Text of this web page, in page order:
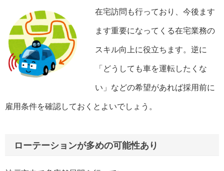
在宅訪問も行っており、今後ます
ます重要になってくる在宅業務の
スキル向上に役立ちます。逆に
「どうしても車を運転したくな
い」などの希望があれば採用前に
雇用条件を確認しておくとよいでしょう。
ローテーションが多めの可能性あり